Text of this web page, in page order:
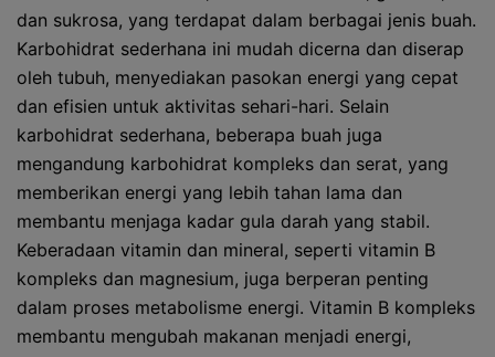
dan sukrosa, yang terdapat dalam berbagai jenis buah.
Karbohidrat sederhana ini mudah dicerna dan diserap
oleh tubuh, menyediakan pasokan energi yang cepat
dan efisien untuk aktivitas sehari-hari. Selain
karbohidrat sederhana, beberapa buah juga
mengandung karbohidrat kompleks dan serat, yang
memberikan energi yang lebih tahan lama dan
membantu menjaga kadar gula darah yang stabil.
Keberadaan vitamin dan mineral, seperti vitamin B
kompleks dan magnesium, juga berperan penting
dalam proses metabolisme energi. Vitamin B kompleks
membantu mengubah makanan menjadi energi,